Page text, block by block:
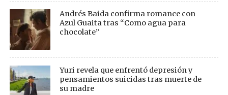
Andrés Baida confirma romance con
Azul Guaita tras “Como agua para
chocolate”
Yuri revela que enfrentó depresión y
pensamientos suicidas tras muerte de
su madre